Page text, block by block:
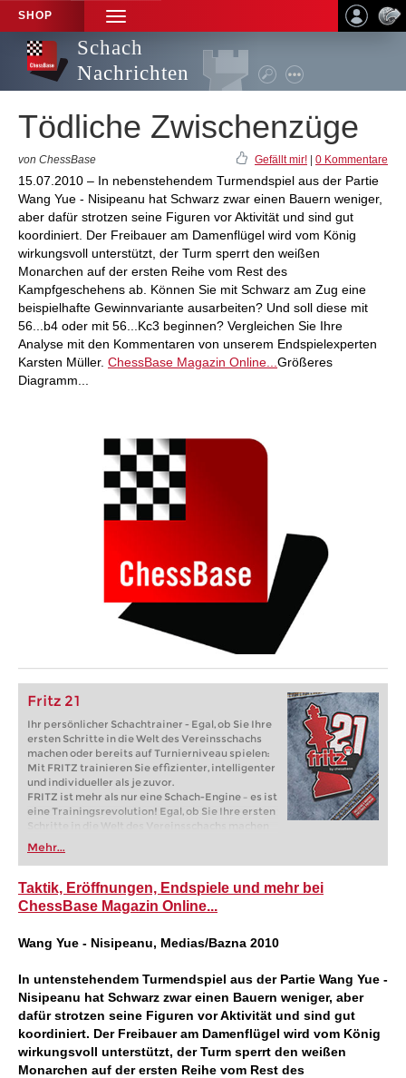
SHOP
TOGGLE
NAVIGATION
Schach
Nachrichten
Tödliche Zwischenzüge
von ChessBase Gefällt mir! 0 Kommentare
15.07.2010 – In nebenstehendem Turmendspiel aus der Partie
Wang Yue - Nisipeanu hat Schwarz zwar einen Bauern weniger,
aber dafür strotzen seine Figuren vor Aktivität und sind gut
koordiniert. Der Freibauer am Damenflügel wird vom König
wirkungsvoll unterstützt, der Turm sperrt den weißen
Monarchen auf der ersten Reihe vom Rest des
Kampfgeschehens ab. Können Sie mit Schwarz am Zug eine
beispielhafte Gewinnvariante ausarbeiten? Und soll diese mit
56...b4 oder mit 56...Kc3 beginnen? Vergleichen Sie Ihre
Analyse mit den Kommentaren von unserem Endspielexperten
Karsten Müller. ChessBase Magazin Online... Größeres
Diagramm...
Fritz 21
Ihr persönlicher Schachtrainer - Egal, ob Sie Ihre
ersten Schritte in die Welt des Vereinsschachs
machen oder bereits auf Turnierniveau spielen:
Mit FRITZ trainieren Sie effizienter, intelligenter
und individueller als je zuvor.
FRITZ ist mehr als nur eine Schach-Engine – es ist
eine Trainingsrevolution! Egal, ob Sie Ihre ersten
Schritte in die Welt des Vereinsschachs machen
oder bereits auf Turnierniveau spielen: Mit
FRITZ trainieren Sie effizienter, intelligenter und
individueller als je zuvor.
Mehr...
Taktik, Eröffnungen, Endspiele und mehr bei
ChessBase Magazin Online...
Wang Yue - Nisipeanu, Medias/Bazna 2010
In untenstehendem Turmendspiel aus der Partie Wang Yue -
Nisipeanu hat Schwarz zwar einen Bauern weniger, aber
dafür strotzen seine Figuren vor Aktivität und sind gut
koordiniert. Der Freibauer am Damenflügel wird vom König
wirkungsvoll unterstützt, der Turm sperrt den weißen
Monarchen auf der ersten Reihe vom Rest des